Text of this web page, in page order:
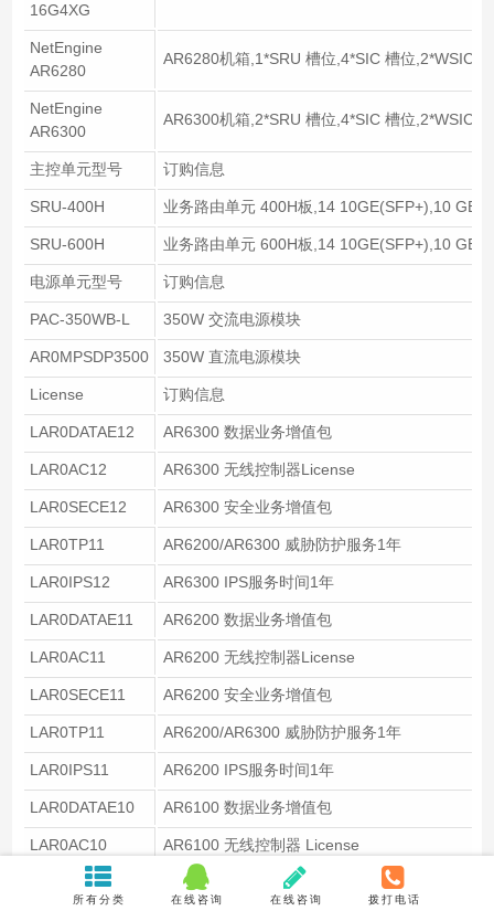
16G4XG
NetEngine
AR6280
AR6280机箱,1*SRU 槽位,4*SIC 槽位,2*WSIC
NetEngine
AR6300
AR6300机箱,2*SRU 槽位,4*SIC 槽位,2*WSIC
主控单元型号 订购信息
SRU-400H 业务路由单元 400H板,14 10GE(SFP+),10 GE
SRU-600H 业务路由单元 600H板,14 10GE(SFP+),10 GE
电源单元型号 订购信息
PAC-350WB-L 350W 交流电源模块
AR0MPSDP3500 350W 直流电源模块
License 订购信息
LAR0DATAE12 AR6300 数据业务增值包
LAR0AC12 AR6300 无线控制器License
LAR0SECE12 AR6300 安全业务增值包
LAR0TP11 AR6200/AR6300 威胁防护服务1年
LAR0IPS12 AR6300 IPS服务时间1年
LAR0DATAE11 AR6200 数据业务增值包
LAR0AC11 AR6200 无线控制器License
LAR0SECE11 AR6200 安全业务增值包
LAR0TP11 AR6200/AR6300 威胁防护服务1年
LAR0IPS11 AR6200 IPS服务时间1年
LAR0DATAE10 AR6100 数据业务增值包
LAR0AC10 AR6100 无线控制器 License
LAR0SECE10 AR6100 安全业务增值包
所有分类 在线咨询 在线咨询 拨打电话